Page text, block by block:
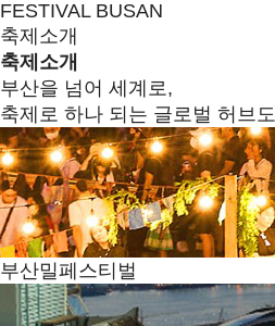
FESTIVAL BUSAN
축제소개
축제소개
부산을 넘어 세계로,
축제로 하나 되는 글로벌 허브
부산밀페스티벌